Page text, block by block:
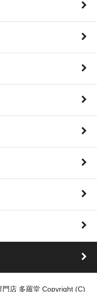
店 多羅堂 Copyright (C)